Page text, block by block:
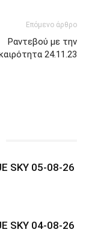
Επόμενο άρθρο
Ραντεβού με την
24.11.23
SKY 05-08-26
SKY 04-08-26